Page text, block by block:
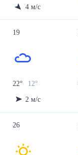
4 м/с
19
22° 12°
2 м/с
26